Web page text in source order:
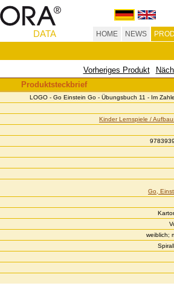
DATA HOME NEWS
Vorheriges Produkt
Produktsteckbrief
LOGO - Go Einstein Go - Übungsbuch 11 - Im
Kinder Lernspiele /
Go,
weiblich;